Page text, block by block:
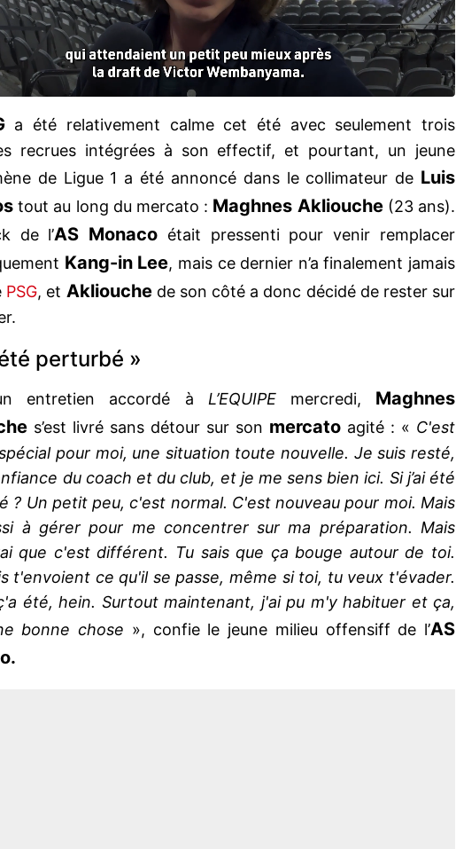
a été relativement calme cet été avec seulement trois
recrues intégrées à son effectif, et pourtant, un jeune
de Ligue 1 a été annoncé dans le collimateur de Luis
tout au long du mercato : Maghnes Akliouche(23 ans).
de l’AS Monaco était pressenti pour venir remplacer
Kang-in Lee, mais ce dernier n’a finalement jamais
PSG, et Akliouchede son côté a donc décidé de rester sur
été perturbé »
entretien accordé à L’EQUIPEmercredi, Maghnes
s’est livré sans détour sur son mercato agité : « C'est
pour moi, une situation toute nouvelle. Je suis resté,
du coach et du club, et je me sens bien ici. Si j’ai été
? Un petit peu, c'est normal. C'est nouveau pour moi. Mais
à gérer pour me concentrer sur ma préparation. Mais
que c'est différent. Tu sais que ça bouge autour de toi.
t'envoient ce qu'il se passe, même si toi, tu veux t'évader.
été, hein. Surtout maintenant, j'ai pu m'y habituer et ça,
bonne chose », confie le jeune milieu offensiff de l’AS